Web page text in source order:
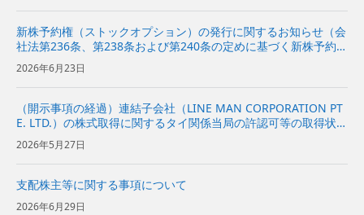
新株予約権（ストックオプション）の発行に関するお知らせ（会
社法第236条、第238条および第240条の定めに基づく新株予約権
の発行）
2026年6月23日
（開示事項の経過）連結子会社（LINE MAN CORPORATION PT
E. LTD.）の株式取得に関するタイ関係当局の許認可等の取得状況
および今後の見通しに関するお知らせ
2026年5月27日
支配株主等に関する事項について
2026年6月29日